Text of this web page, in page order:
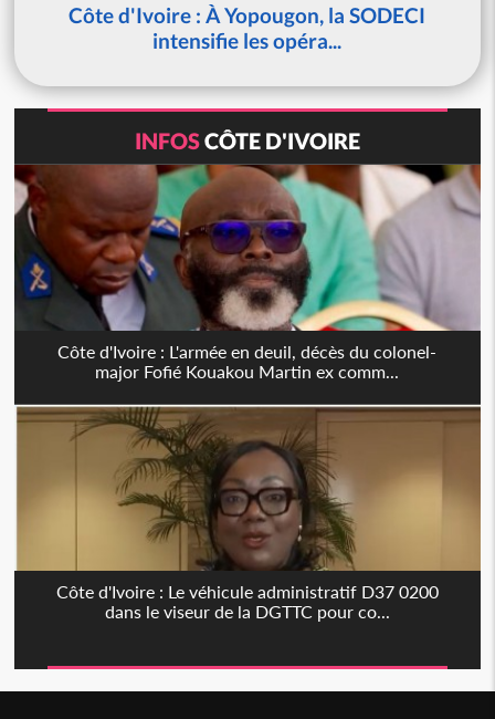
Côte d'Ivoire : À Yopougon, la SODECI
intensifie les opéra...
INFOSCÔTE D'IVOIRE
Côte d'Ivoire : L'armée en deuil, décès du colonel-
major Fofié Kouakou Martin ex comm...
Côte d'Ivoire : Le véhicule administratif D37 0200
dans le viseur de la DGTTC pour co...